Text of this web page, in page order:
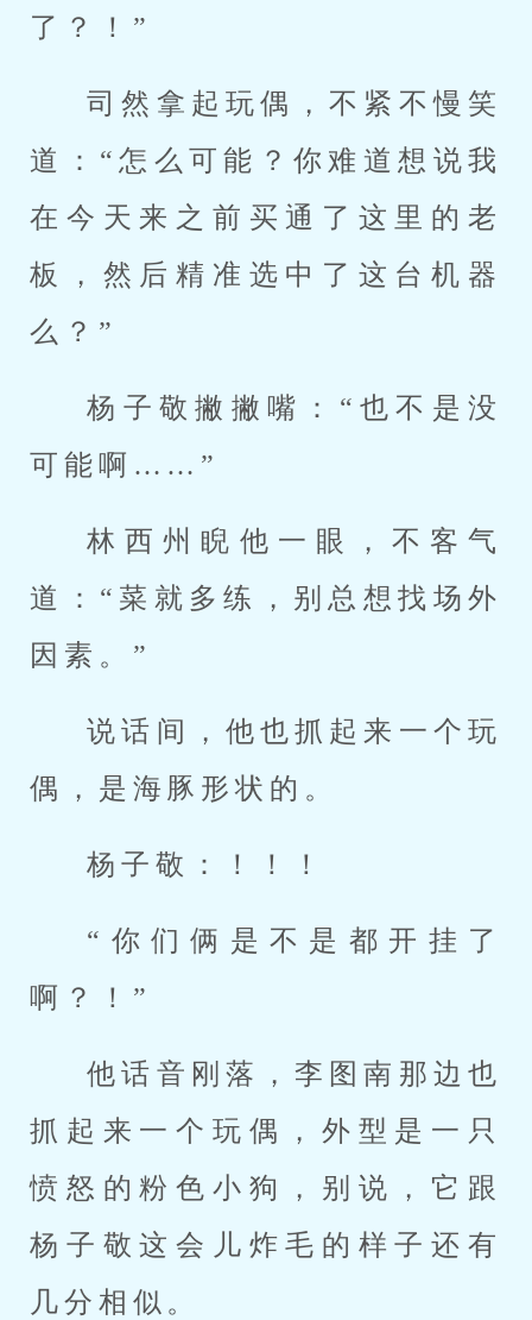
了？！”
司然拿起玩偶，不紧不慢笑
道：“怎么可能？你难道想说我
在今天来之前买通了这里的老
板，然后精准选中了这台机器
么？”
杨子敬撇撇嘴：“也不是没
可能啊……”
林西州睨他一眼，不客气
道：“菜就多练，别总想找场外
因素。”
说话间，他也抓起来一个玩
偶，是海豚形状的。
杨子敬：！！！
“你们俩是不是都开挂了
啊？！”
他话音刚落，李图南那边也
抓起来一个玩偶，外型是一只
愤怒的粉色小狗，别说，它跟
杨子敬这会儿炸毛的样子还有
几分相似。